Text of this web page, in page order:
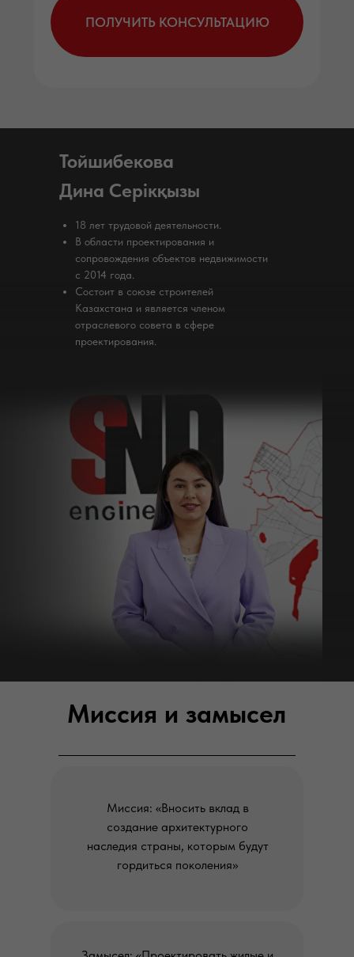
ПОЛУЧИТЬ КОНСУЛЬТАЦИЮ
Тойшибекова
Дина Серікқызы
18 лет трудовой деятельности.
В области проектирования и
сопровождения объектов недвижимости
с 2014 года.
Состоит в союзе строителей
Казахстана и является членом
отраслевого совета в сфере
проектирования.
Миссия и замысел
Миссия: «Вносить вклад в
создание архитектурного
наследия страны, которым будут
гордиться поколения»